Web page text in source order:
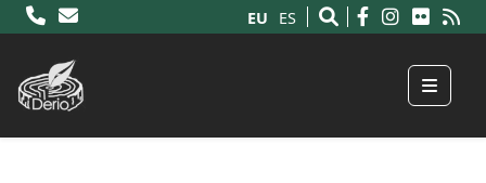
EU ES
Menu